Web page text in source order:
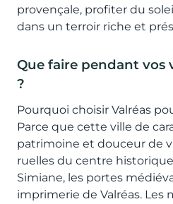
provençale, profiter du
dans un terroir riche et
Que faire pendant vos
?
Pourquoi choisir Valréas
Parce que cette ville de
patrimoine et douceur de
ruelles du centre
Simiane, les portes
imprimerie de Valréas. Les